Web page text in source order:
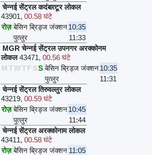
चेन्नई सेंट्रल कदंबात्टूर लोकल
43901, 00.58 घंटे
रोज़ बेसिन ब्रिड्ज जंक्शन10:35
पुत्लुर
11:33
MGR चेन्नई सेंट्रल उपनगर अरक्कोनम
लोकल 43471, 00.56 घंटे
M TWTFSS बेसिन ब्रिड्ज जंक्शन10:35
पुत्लुर
11:31
चेन्नई सेंट्रल तिरुवल्लुर लोकल
43219, 00.59 घंटे
रोज़ बेसिन ब्रिड्ज जंक्शन10:45
पुत्लुर
11:44
चेन्नई सेंट्रल अरक्कोनाम लोकल
43411, 00.58 घंटे
रोज़ बेसिन ब्रिड्ज जंक्शन 11:05